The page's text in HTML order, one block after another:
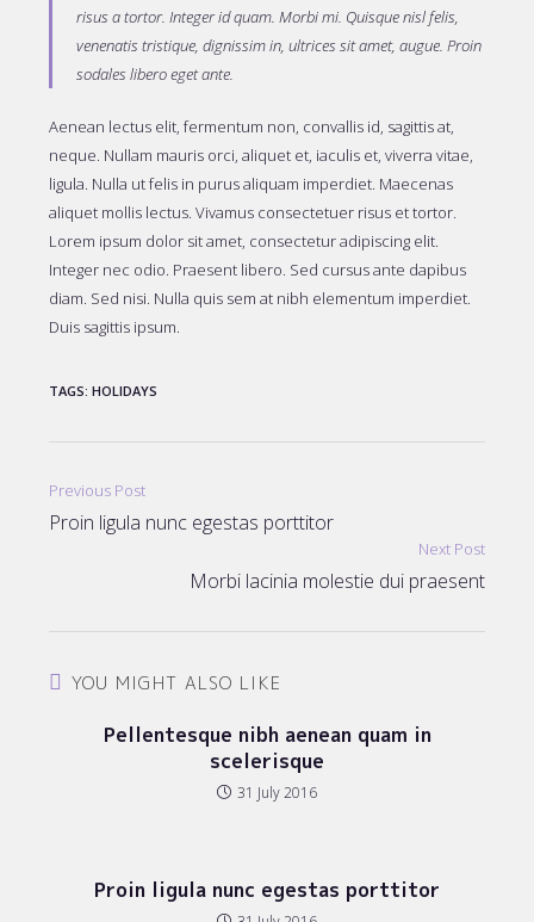
risus a tortor. Integer id quam. Morbi mi. Quisque nisl felis,
venenatis tristique, dignissim in, ultrices sit amet, augue. Proin
sodales libero eget ante.
Aenean lectus elit, fermentum non, convallis id, sagittis at,
neque. Nullam mauris orci, aliquet et, iaculis et, viverra vitae,
ligula. Nulla ut felis in purus aliquam imperdiet. Maecenas
aliquet mollis lectus. Vivamus consectetuer risus et tortor.
Lorem ipsum dolor sit amet, consectetur adipiscing elit.
Integer nec odio. Praesent libero. Sed cursus ante dapibus
diam. Sed nisi. Nulla quis sem at nibh elementum imperdiet.
Duis sagittis ipsum.
TAGS:HOLIDAYS
Read
more
articles
Previous Post
Proin ligula nunc egestas porttitor
Next Post
Morbi lacinia molestie dui praesent
YOU MIGHT ALSO LIKE
Pellentesque nibh aenean quam in
scelerisque
31 July 2016
Proin ligula nunc egestas porttitor